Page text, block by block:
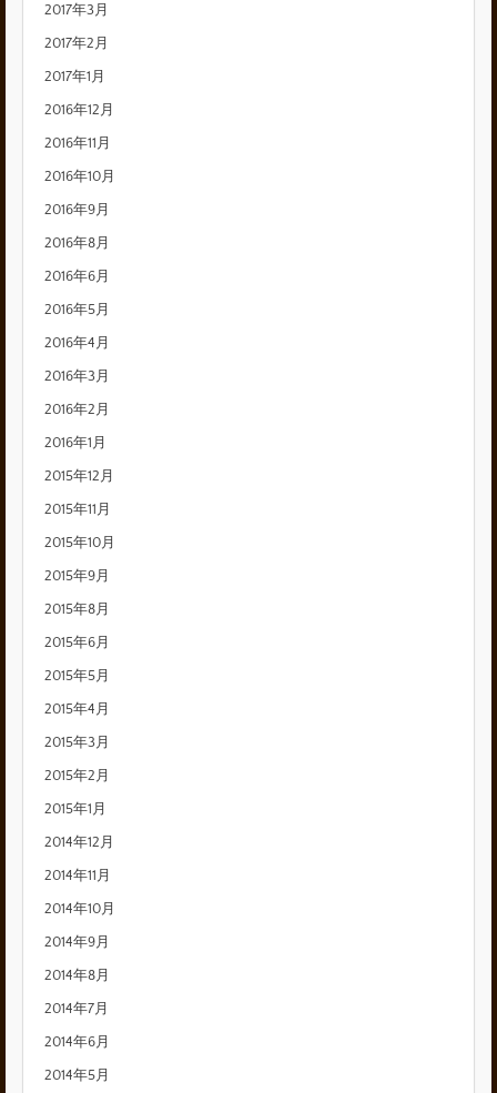
2017年3月
2017年2月
2017年1月
2016年12月
2016年11月
2016年10月
2016年9月
2016年8月
2016年6月
2016年5月
2016年4月
2016年3月
2016年2月
2016年1月
2015年12月
2015年11月
2015年10月
2015年9月
2015年8月
2015年6月
2015年5月
2015年4月
2015年3月
2015年2月
2015年1月
2014年12月
2014年11月
2014年10月
2014年9月
2014年8月
2014年7月
2014年6月
2014年5月